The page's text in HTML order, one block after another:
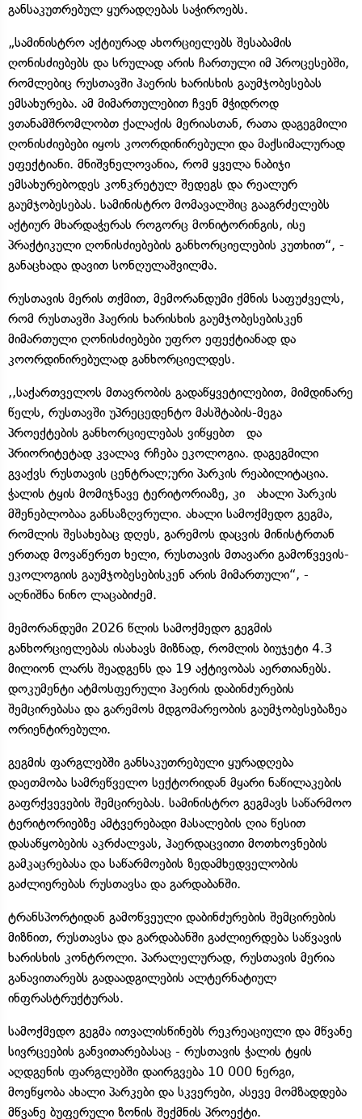
განსაკუთრებულ ყურადღებას საჭიროებს.
„სამინისტრო აქტიურად ახორციელებს შესაბამის
ღონისძიებებს და სრულად არის ჩართული იმ პროცესებში,
რომლებიც რუსთავში ჰაერის ხარისხის გაუმჯობესებას
ემსახურება. ამ მიმართულებით ჩვენ მჭიდროდ
ვთანამშრომლობთ ქალაქის მერიასთან, რათა დაგეგმილი
ღონისძიებები იყოს კოორდინირებული და მაქსიმალურად
ეფექტიანი. მნიშვნელოვანია, რომ ყველა ნაბიჯი
ემსახურებოდეს კონკრეტულ შედეგს და რეალურ
გაუმჯობესებას. სამინისტრო მომავალშიც გააგრძელებს
აქტიურ მხარდაჭერას როგორც მონიტორინგის, ისე
პრაქტიკული ღონისძიებების განხორციელების კუთხით“, -
განაცხადა დავით სონღულაშვილმა.
რუსთავის მერის თქმით, მემორანდუმი ქმნის საფუძველს,
რომ რუსთავში ჰაერის ხარისხის გაუმჯობესებისკენ
მიმართული ღონისძიებები უფრო ეფექტიანად და
კოორდინირებულად განხორციელდეს.
,,საქართველოს მთავრობის გადაწყვეტილებით, მიმდინარე
წელს, რუსთავში უპრეცედენტო მასშტაბის-მეგა
პროექტების განხორციელებას ვიწყებთ და
პრიორიტეტად კვალავ რჩება ეკოლოგია. დაგეგმილი
გვაქვს რუსთავის ცენტრალ;ური პარკის რეაბილიტაცია.
ჭალის ტყის მომიჯნავე ტერიტორიაზე, კი ახალი პარკის
მშენებლობაა განსაზღვრული. ახალი სამოქმედო გეგმა,
რომლის შესახებაც დღეს, გარემოს დაცვის მინისტრთან
ერთად მოვაწერეთ ხელი, რუსთავის მთავარი გამოწვევის-
ეკოლოგიის გაუმჯობესებისკენ არის მიმართული“, -
აღნიშნა ნინო ლაცაბიძემ.
მემორანდუმი 2026 წლის სამოქმედო გეგმის
განხორციელებას ისახავს მიზნად, რომლის ბიუჯეტი 4.3
მილიონ ლარს შეადგენს და 19 აქტივობას აერთიანებს.
დოკუმენტი ატმოსფერული ჰაერის დაბინძურების
შემცირებასა და გარემოს მდგომარეობის გაუმჯობესებაზეა
ორიენტირებული.
გეგმის ფარგლებში განსაკუთრებული ყურადღება
დაეთმობა სამრეწველო სექტორიდან მყარი ნაწილაკების
გაფრქვევების შემცირებას. სამინისტრო გეგმავს საწარმოო
ტერიტორიებზე ამტვერებადი მასალების ღია წესით
დასაწყობების აკრძალვას, ჰაერდაცვითი მოთხოვნების
გამკაცრებასა და საწარმოების ზედამხედველობის
გაძლიერებას რუსთავსა და გარდაბანში.
ტრანსპორტიდან გამოწვეული დაბინძურების შემცირების
მიზნით, რუსთავსა და გარდაბანში გაძლიერდება საწვავის
ხარისხის კონტროლი. პარალელურად, რუსთავის მერია
განავითარებს გადაადგილების ალტერნატიულ
ინფრასტრუქტურას.
სამოქმედო გეგმა ითვალისწინებს რეკრეაციული და მწვანე
სივრცეების განვითარებასაც - რუსთავის ჭალის ტყის
აღდგენის ფარგლებში დაირგვება 10 000 ნერგი,
მოეწყობა ახალი პარკები და სკვერები, ასევე მომზადდება
მწვანე ბუფერული ზონის შექმნის პროექტი.